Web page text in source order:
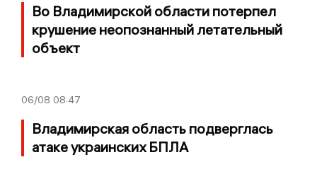
Во Владимирской области потерпел
крушение неопознанный летательный
объект
06/08 08:47
Владимирская область подверглась
атаке украинских БПЛА